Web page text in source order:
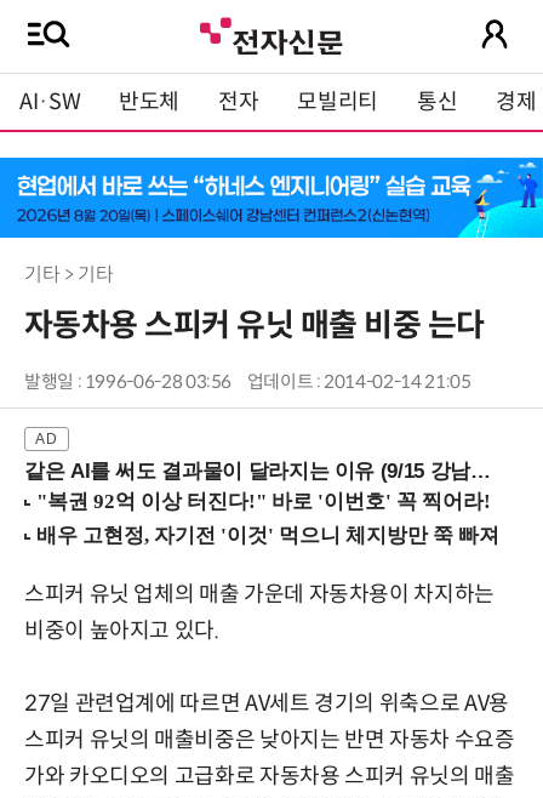
AI·SW 반도체 전자 모빌리티 통신 경제
기타 > 기타
자동차용 스피커 유닛 매출 비중 는다
발행일 : 1996-06-28 03:56 업데이트 : 2014-02-14 21:05
같은 AI를 써도 결과물이 달라지는 이유 (9/15 강남역)
스피커 유닛 업체의 매출 가운데 자동차용이 차지하는
비중이 높아지고 있다.
27일 관련업계에 따르면 AV세트 경기의 위축으로 AV용
스피커 유닛의 매출비중은 낮아지는 반면 자동차 수요증
가와 카오디오의 고급화로 자동차용 스피커 유닛의 매출